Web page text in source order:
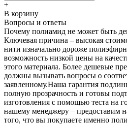
+
В корзину
Вопросы и ответы
Почему полиамид не может быть
Ключевая причина – высокая
нити изначально дороже
возможность низкой цены на
этого материала. Более дешевые
должны вызывать вопросы о
заявленному.Наша гарантия
полную прозрачность и готовы
изготовления с помощью теста на
нашему менеджеру – предоставим
того, что вы покупаете именно